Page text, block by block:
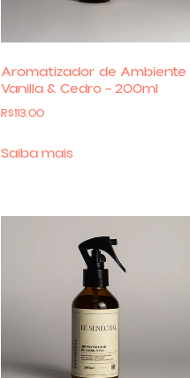
Aromatizador de Ambiente
Vanilla & Cedro – 200ml
R$113.00
Saiba mais